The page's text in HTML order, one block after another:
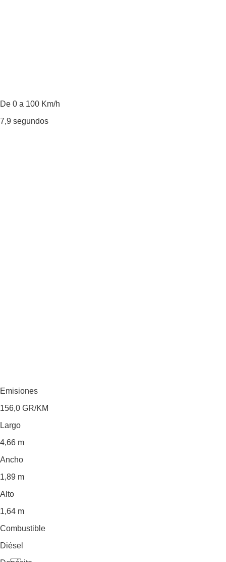
De 0 a 100 Km/h
7,9 segundos
Emisiones
156,0 GR/KM
Largo
4,66 m
Ancho
1,89 m
Alto
1,64 m
Combustible
Diésel